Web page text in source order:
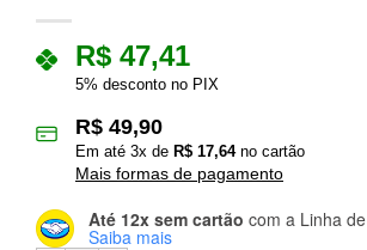
R$ 47,41
5% desconto no PIX
R$ 49,90
Em até 3x de R$ 17,64no cartão
Mais formas de pagamento
Até 12x sem cartão com a Linha
Saiba mais